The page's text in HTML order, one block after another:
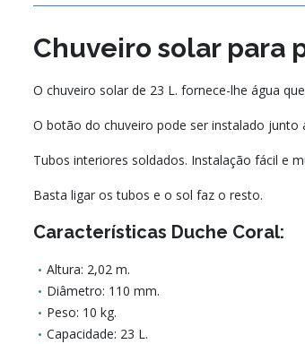
Chuveiro solar para
O chuveiro solar de 23 L. fornece-lhe água
O botão do chuveiro pode ser instalado
Tubos interiores soldados. Instalação fácil e
Basta ligar os tubos e o sol faz o resto.
Características Duche Coral:
Altura: 2,02 m.
Diâmetro: 110 mm.
Peso: 10 kg.
Capacidade: 23 L.